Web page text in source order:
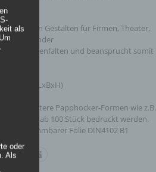
Gestalten für Firmen, Theater,
oder Kinder
zusammenfalten und beansprucht somit
x 47 cm (LxBxH)
Weitere Papphocker-Formen wie z.B.
können ab 100 Stück bedruckt werden.
entflammbarer Folie DIN4102 B1
als
oder
Als